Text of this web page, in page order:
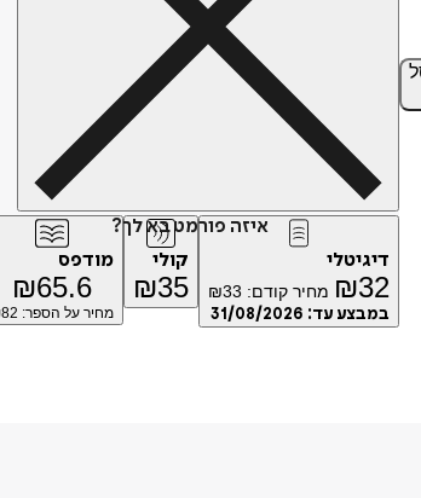
איזה פורמט בא לך?
דיגיטלי
₪32 מחיר קודם: ₪33
במבצע עד: 31/08/2026
קולי
₪35
מודפס
₪65.6
מחיר על הספר: ₪ 82